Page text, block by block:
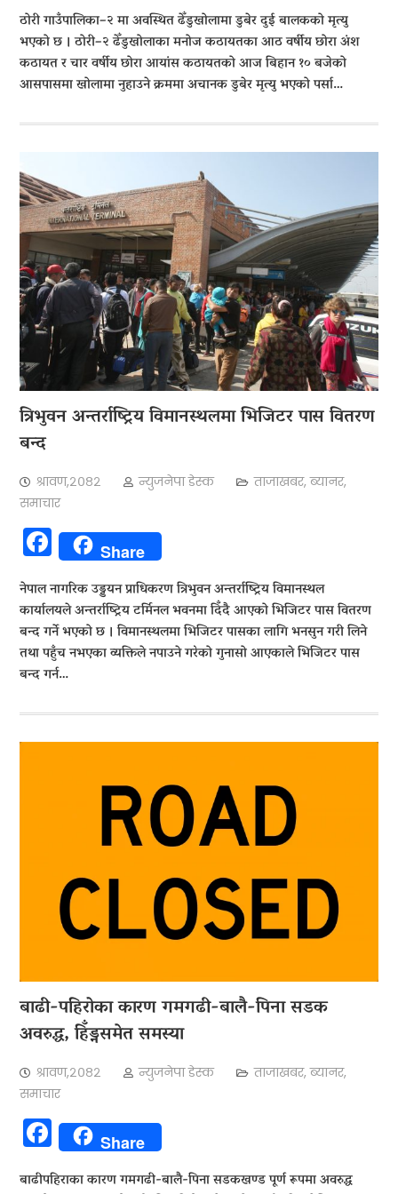
ठोरी गाउँपालिका–२ मा अवस्थित ढेँडुखोलामा डुबेर दुई बालकको मृत्यु
भएको छ । ठोरी–२ ढेँडुखोलाका मनोज कठायतका आठ वर्षीय छोरा अंश
कठायत र चार वर्षीय छोरा आयांस कठायतको आज बिहान १० बजेको
आसपासमा खोलामा नुहाउने क्रममा अचानक डुबेर मृत्यु भएको पर्सा…
त्रिभुवन अन्तर्राष्ट्रिय विमानस्थलमा भिजिटर पास वितरण
बन्द
श्रावण,२०८२ न्युजनेपा डेस्क ताजाखबर,ब्यानर,
समाचार
Facebook
Share
नेपाल नागरिक उड्डयन प्राधिकरण त्रिभुवन अन्तर्राष्ट्रिय विमानस्थल
कार्यालयले अन्तर्राष्ट्रिय टर्मिनल भवनमा दिँदै आएको भिजिटर पास वितरण
बन्द गर्ने भएको छ । विमानस्थलमा भिजिटर पासका लागि भनसुन गरी लिने
तथा पहुँच नभएका व्यक्तिले नपाउने गरेको गुनासो आएकाले भिजिटर पास
बन्द गर्न…
बाढी-पहिरोका कारण गमगढी-बालै-पिना सडक
अवरुद्ध, हिँड्नसमेत समस्या
श्रावण,२०८२ न्युजनेपा डेस्क ताजाखबर,ब्यानर,
समाचार
Facebook
Share
बाढीपहिराका कारण गमगढी-बालै-पिना सडकखण्ड पूर्ण रूपमा अवरुद्ध